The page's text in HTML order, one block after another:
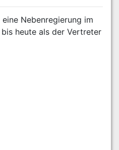
Nebenregierung im
heute als der Vertreter